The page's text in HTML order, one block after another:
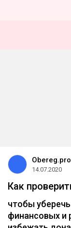
Obereg.pro
14.07.2020
Как
чтобы
финансовых и